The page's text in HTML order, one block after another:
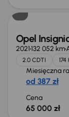
Opel
2021132 052 km
2.0 CDTI 174
Miesięczna
od 387 zł
Cena
65 000 zł
Taniej o 1 000